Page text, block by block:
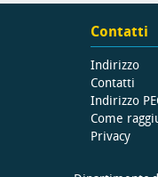
Contatti
Indirizzo
Contatti
Indirizzo
Come
Privacy